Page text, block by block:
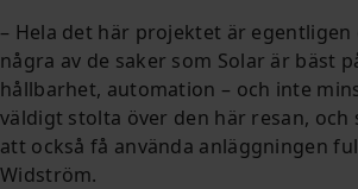
– Hela det här projektet är egentligen
några av de saker som Solar är bäst
hållbarhet, automation – och inte
väldigt stolta över den här resan, och
att också få använda anläggningen
Widström.